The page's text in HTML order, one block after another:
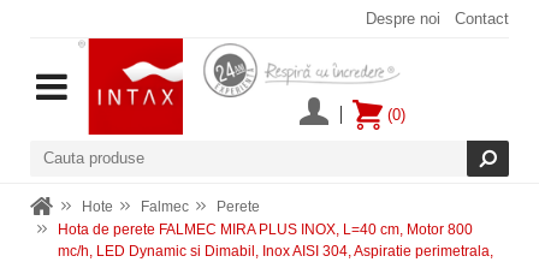
Despre noi Contact
(0)
Hote Falmec
Perete
Hota de perete FALMEC MIRA PLUS INOX, L=40 cm, Motor 800
mc/h, LED Dynamic si Dimabil, Inox AISI 304, Aspiratie perimetrala,